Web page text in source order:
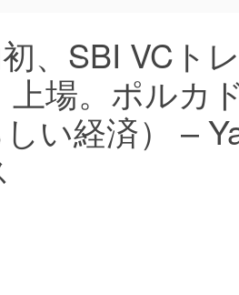
、SBI VCト
場。ポルカ
い経済） –